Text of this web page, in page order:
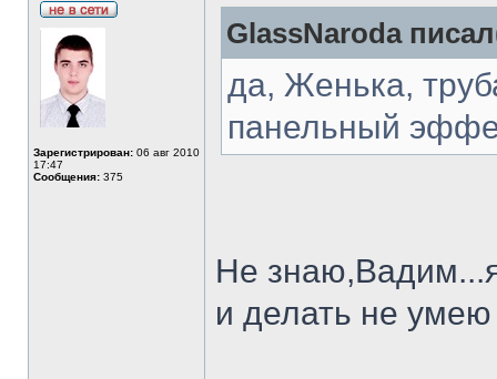
Зарегистрирован: 06 авг 2010
17:47
Сообщения: 375
GlassNaroda
да, Женька,
панельный
Не
и делать не умею